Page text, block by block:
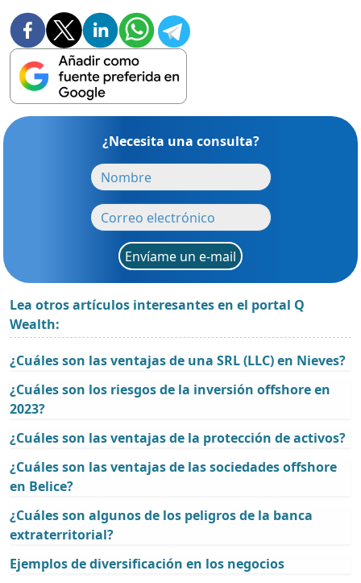
¿Necesita una consulta?
Envíame un e-mail
Lea otros artículos interesantes en el portal Q
Wealth:
¿Cuáles son las ventajas de una SRL (LLC) en Nieves?
¿Cuáles son los riesgos de la inversión offshore en
2023?
¿Cuáles son las ventajas de la protección de activos?
¿Cuáles son las ventajas de las sociedades offshore
en Belice?
¿Cuáles son algunos de los peligros de la banca
extraterritorial?
Ejemplos de diversificación en los negocios